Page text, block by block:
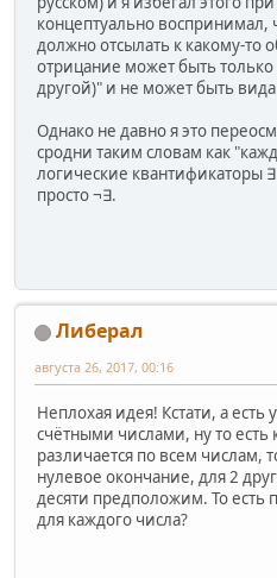
концептуально воспринимал,
должно отсылать к какому-то
отрицание может быть только
другой)" и не может быть
Однако не давно я это
сродни таким словам как
логические квантификаторы
просто ¬∃.
Либерал
августа 26, 2017, 00:16
Неплохая идея! Кстати, а есть
счётными числами, ну то есть
различается по всем числам,
нулевое окончание, для 2
десяти предположим. То есть
для каждого числа?